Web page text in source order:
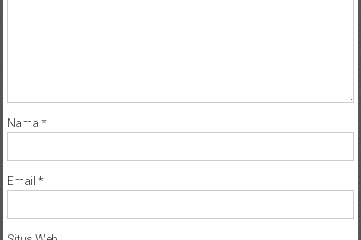
Terdekat
Nama *
Email *